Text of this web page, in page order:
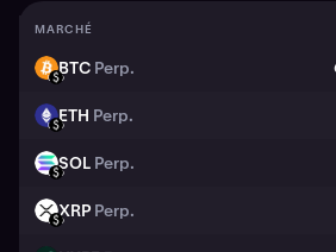
MARCHÉ
BTC
USDBTC Perp.
ETH
USDETH Perp.
SOL
USDSOL Perp.
XRP
USDXRP Perp.